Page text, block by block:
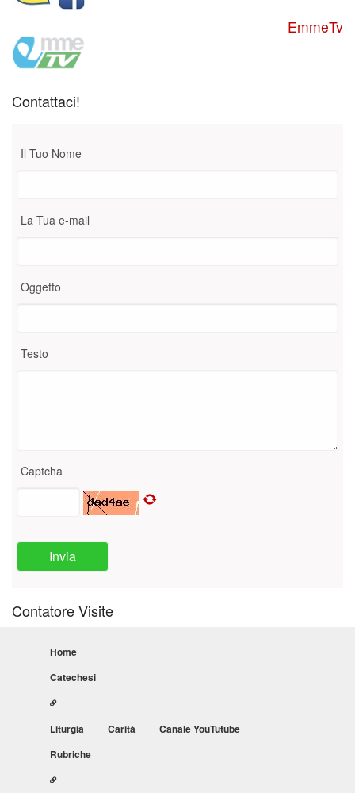
EmmeTv
Contattaci!
Il Tuo Nome
La Tua e-mail
Oggetto
Testo
Captcha
Invia
Contatore Visite
Home
Catechesi
Liturgia Carità
Canale YouTutube
Rubriche